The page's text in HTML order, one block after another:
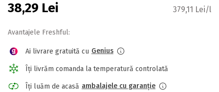
38,29 Lei 379,11 Lei/l
Avantajele Freshful:
Ai livrare gratuită cu Genius
Îți livrăm comanda la temperatură controlată
Îți luăm de acasă ambalajele cu garanție